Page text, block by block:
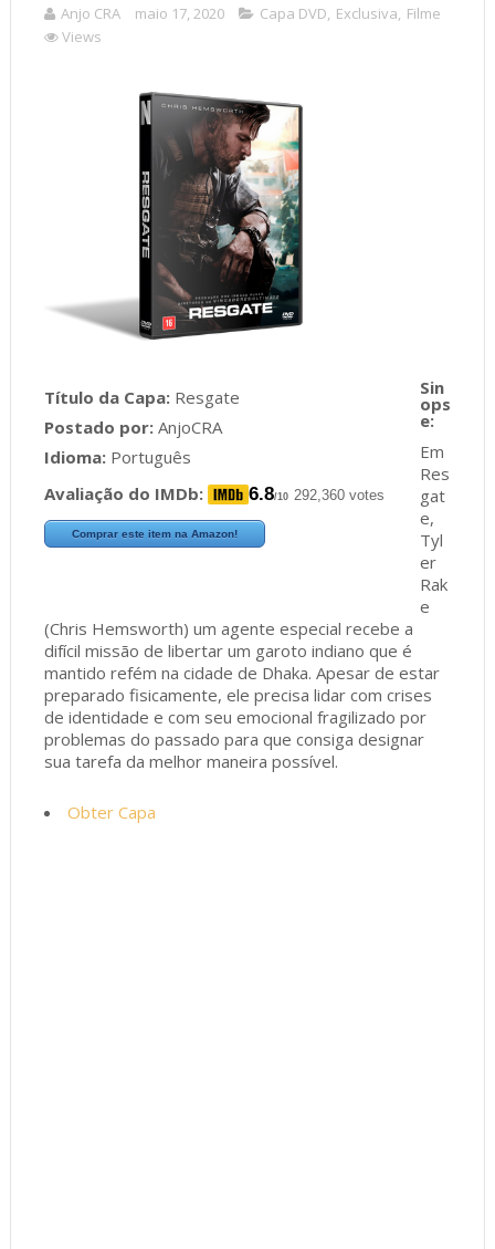
Anjo CRA maio 17, 2020 Capa DVD, Exclusiva, Filme
Views
Título da Capa:Resgate
Postado por:AnjoCRA
Idioma:Português
Avaliação do IMDb:
6.8/10 292,360 votes
Comprar este item na Amazon!
Em
Res
gat
e,
Tyl
er
Rak
e
(Chris Hemsworth) um agente especial recebe a
difícil missão de libertar um garoto indiano que é
mantido refém na cidade de Dhaka. Apesar de estar
preparado fisicamente, ele precisa lidar com crises
de identidade e com seu emocional fragilizado por
problemas do passado para que consiga designar
sua tarefa da melhor maneira possível.
Obter Capa